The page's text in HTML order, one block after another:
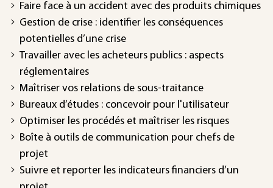
Faire face à un accident avec des produits chimiques
Gestion de crise : identifier les conséquences
potentielles d’une crise
Travailler avec les acheteurs publics : aspects
réglementaires
Maîtriser vos relations de sous-traitance
Bureaux d’études : concevoir pour l'utilisateur
Optimiser les procédés et maîtriser les risques
Boîte à outils de communication pour chefs de
projet
Suivre et reporter les indicateurs financiers d’un